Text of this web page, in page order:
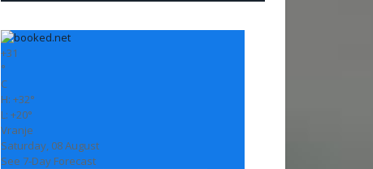
+31
°
C
H: +32°
L: +20°
Vranje
Saturday, 08 August
See 7-Day Forecast